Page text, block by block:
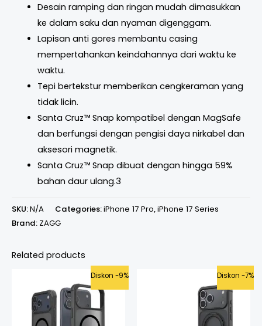
Desain ramping dan ringan mudah dimasukkan
ke dalam saku dan nyaman digenggam.
Lapisan anti gores membantu casing
mempertahankan keindahannya dari waktu ke
waktu.
Tepi bertekstur memberikan cengkeraman yang
tidak licin.
Santa Cruz™ Snap kompatibel dengan MagSafe
dan berfungsi dengan pengisi daya nirkabel dan
aksesori magnetik.
Santa Cruz™ Snap dibuat dengan hingga 59%
bahan daur ulang.3
SKU:N/A Categories:iPhone 17 Pro,iPhone 17 Series
Brand: ZAGG
Related products
Diskon -9%
Original
price
was:
Rp549.000.
Current
Diskon -7%
Original
price
was:
Rp749.000.